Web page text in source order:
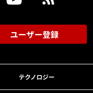
ユーザー登録
テクノロジー